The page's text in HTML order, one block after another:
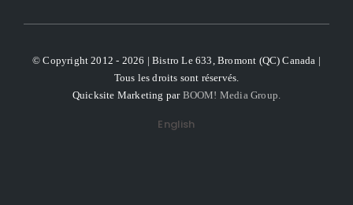
© Copyright 2012 - 2026 | Bistro Le 633, Bromont (QC) Canada |
Tous les droits sont réservés.
Quicksite Marketing par BOOM! Media Group.
English